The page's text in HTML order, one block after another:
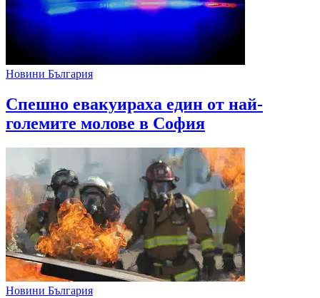
Новини България
Спешно евакуираха един от най-
големите молове в София
Новини България